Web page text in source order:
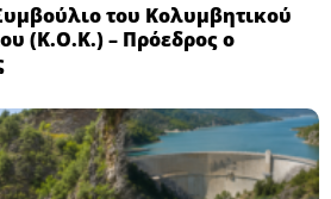
του Κολυμβητικού
(Κ.Ο.Κ.) – Πρόεδρος ο